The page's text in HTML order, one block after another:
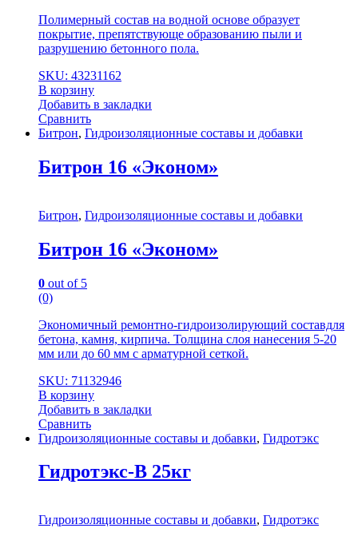
Полимерный состав на водной основе образует
покрытие, препятствующе образованию пыли и
разрушению бетонного пола.
SKU: 43231162
В корзину
Добавить в закладки
Сравнить
Битрон, Гидроизоляционные составы и добавки
Битрон 16 «Эконом»
Битрон, Гидроизоляционные составы и добавки
Битрон 16 «Эконом»
0 out of 5
(0)
Экономичный ремонтно-гидроизолирующий составдля
бетона, камня, кирпича. Толщина слоя нанесения 5-20
мм или до 60 мм с арматурной сеткой.
SKU: 71132946
В корзину
Добавить в закладки
Сравнить
Гидроизоляционные составы и добавки, Гидротэкс
Гидротэкс-В 25кг
Гидроизоляционные составы и добавки, Гидротэкс